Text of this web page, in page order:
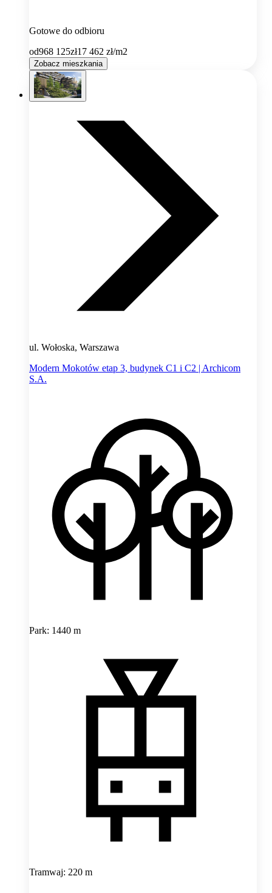
Gotowe do odbioru
od968 125zł17 462 zł/m2
Zobacz mieszkania
ul. Wołoska, Warszawa
Modern Mokotów etap 3, budynek C1 i C2 | Archicom
S.A.
Park: 1440 m
Tramwaj: 220 m